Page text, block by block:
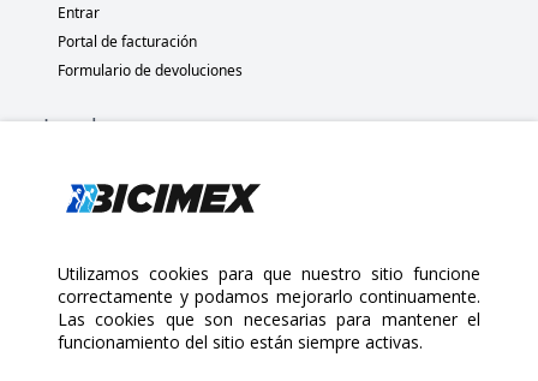
$60.00
Entrar
Portal de facturación
Formulario de devoluciones
Legal
Políticas de privacidad
Políticas de devolución
Copyright 2025 Bicimex®. All rights reserved. Today is Jueves,
Agosto 6, 2026
Utilizamos cookies para que nuestro sitio funcione
correctamente y podamos mejorarlo continuamente.
Las cookies que son necesarias para mantener el
funcionamiento del sitio están siempre activas.